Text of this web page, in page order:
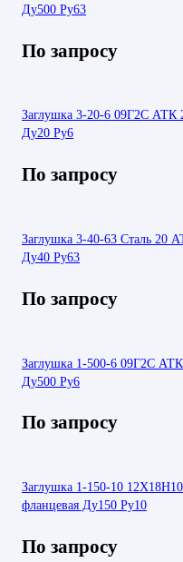
Ду500 Ру63
По запросу
Заглушка 3-20-6 09Г2С АТК
Ду20 Ру6
По запросу
Заглушка 3-40-63 Сталь 20
Ду40 Ру63
По запросу
Заглушка 1-500-6 09Г2С АТК
Ду500 Ру6
По запросу
Заглушка 1-150-10
фланцевая Ду150 Ру10
По запросу